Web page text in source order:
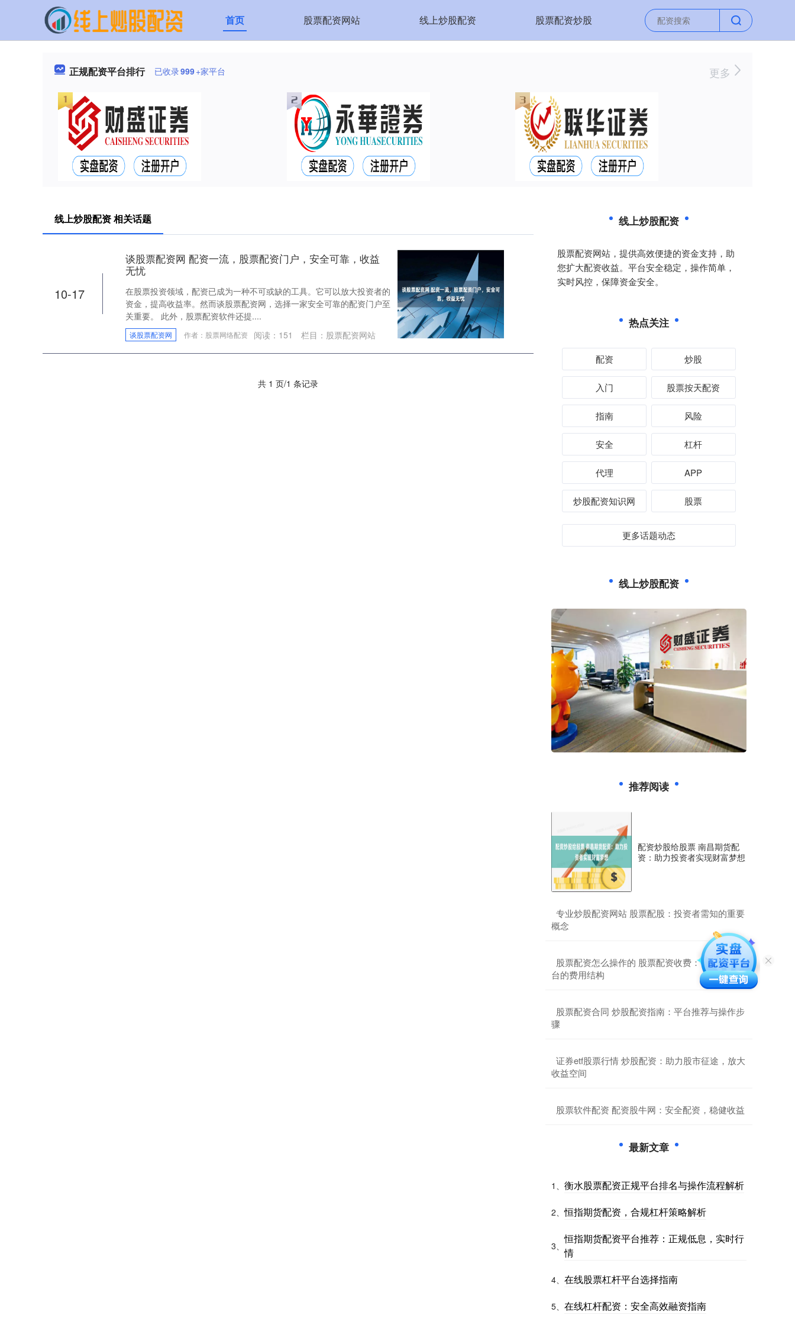
首页 股票配资网站 线上炒股配资 股票配资炒股
正规配资平台排行 已收录999+家平台 更多
线上炒股配资 相关话题
10-17
谈股票配资网 配资一流，股票配资门户，安全可靠，收益
无忧
在股票投资领域，配资已成为一种不可或缺的工具。它可以放大投资者的
资金，提高收益率。然而谈股票配资网，选择一家安全可靠的配资门户至
关重要。 此外，股票配资软件还提....
谈股票配资网 作者：股票网络配资 阅读： 151 栏目： 股票配资网站
共 1 页/1 条记录
线上炒股配资
股票配资网站，提供高效便捷的资金支持，助
您扩大配资收益。平台安全稳定，操作简单，
实时风控，保障资金安全。
热点关注
配资 炒股
入门 股票按天配资
指南 风险
安全 杠杆
代理 APP
炒股配资知识网 股票
更多话题动态
线上炒股配资
推荐阅读
配资炒股给股票 南昌期货配
资：助力投资者实现财富梦想
​专业炒股配资网站 股票配股：投资者需知的重要
概念
​股票配资怎么操作的 股票配资收费：了解不同平
台的费用结构
​股票配资合同 炒股配资指南：平台推荐与操作步
骤
​证券etf股票行情 炒股配资：助力股市征途，放大
收益空间
​股票软件配资 配资股牛网：安全配资，稳健收益
最新文章
1、 衡水股票配资正规平台排名与操作流程解析
2、恒指期货配资，合规杠杆策略解析
3、
恒指期货配资平台推荐：正规低息，实时行
情
4、 在线股票杠杆平台选择指南
5、 在线杠杆配资：安全高效融资指南